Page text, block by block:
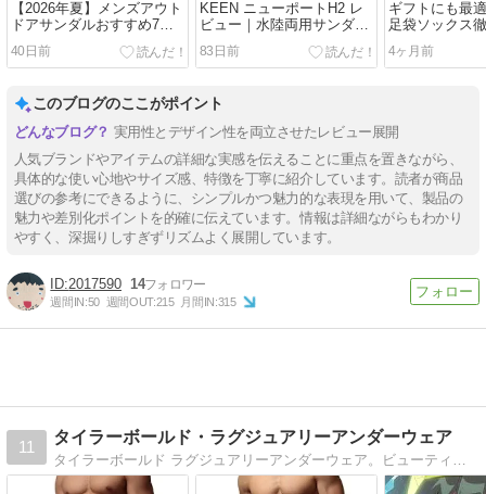
【2026年夏】メンズアウト
ドアサンダルおすすめ7選
｜疲れない人気ブランドと
選び方を元靴屋が解説
40日前
KEEN ニューポートH2 レ
ビュー｜水陸両用サンダル
の定番が選ばれ続ける理由
を徹底解説
83日前
ギフトにも最
足袋ソックス
｜履き心地の
4ヶ月前
このブログのここがポイント
実用性とデザイン性を両立させたレビュー展開
人気ブランドやアイテムの詳細な実感を伝えることに重点を置きながら、
具体的な使い心地やサイズ感、特徴を丁寧に紹介しています。読者が商品
選びの参考にできるように、シンプルかつ魅力的な表現を用いて、製品の
魅力や差別化ポイントを的確に伝えています。情報は詳細ながらもわかり
やすく、深掘りしすぎずリズムよく展開しています。
2017590 14
週間IN:50 週間OUT:215 月間IN:315
11
タイラーボールド・ラグジュアリーアンダーウェア
タイラーボールド ラグジュアリーアンダーウェア。ビューティフル・ゴージャス・ラブなあなたを、タイラーボールドのラグジュアリーアンダーウェアでバラ色の世界へおつれいたします・・・。